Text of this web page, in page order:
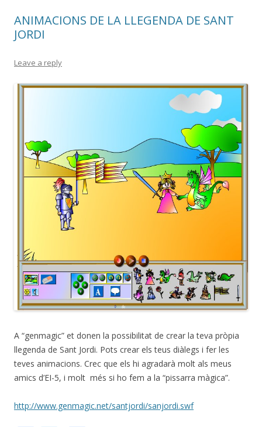
k ix
ANIMACIONS DE LA LLEGENDA DE SANT
JORDI
Leave a reply
A “genmagic” et donen la possibilitat de crear la teva pròpia
llegenda de Sant Jordi. Pots crear els teus diàlegs i fer les
teves animacions. Crec que els hi agradarà molt als meus
amics d’EI-5, i molt més si ho fem a la “pissarra màgica”.
http://www.genmagic.net/santjordi/sanjordi.swf